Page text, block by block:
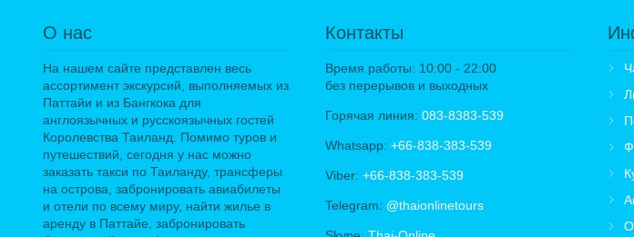
О нас
На нашем сайте представлен весь
ассортимент экскурсий, выполняемых из
Паттайи и из Бангкока для
англоязычных и русскоязычных гостей
Королевства Таиланд. Помимо туров и
путешествий, сегодня у нас можно
заказать такси по Таиланду, трансферы
на острова, забронировать авиабилеты
и отели по всему миру, найти жилье в
аренду в Паттайе, забронировать
Контакты
Время работы: 10:00 - 22:00
без перерывов и выходных
Горячая линия: 083-8383-539
Whatsapp: +66-838-383-539
Viber: +66-838-383-539
Telegram: @thaionlinetours